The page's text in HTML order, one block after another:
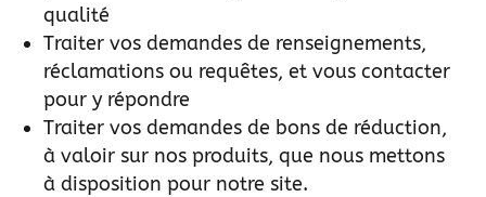
qualité
Traiter vos demandes de renseignements,
réclamations ou requêtes, et vous contacter
pour y répondre
Traiter vos demandes de bons de réduction,
à valoir sur nos produits, que nous mettons
à disposition pour notre site.